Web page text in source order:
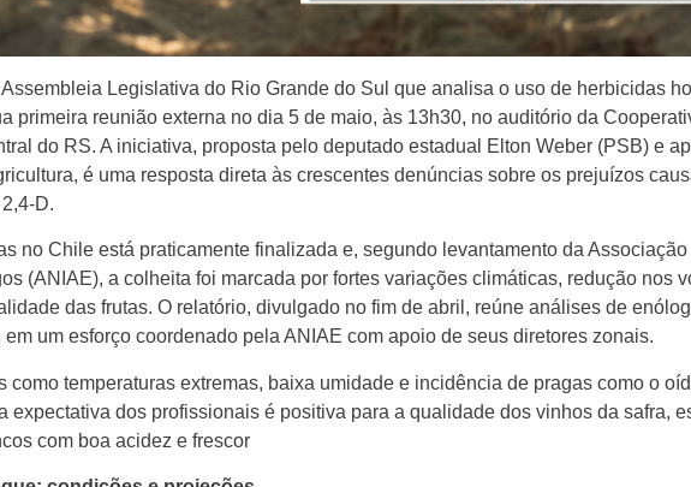
Legislativa do Rio Grande do Sul que analisa o uso de herbicidas
primeira reunião externa no dia 5 de maio, às 13h30, no auditório da
do RS. A iniciativa, proposta pelo deputado estadual Elton Weber (PSB) e
é uma resposta direta às crescentes denúncias sobre os prejuízos
D.
no Chile está praticamente finalizada e, segundo levantamento da
(ANIAE), a colheita foi marcada por fortes variações climáticas, redução nos
das frutas. O relatório, divulgado no fim de abril, reúne análises de
em um esforço coordenado pela ANIAE com apoio de seus diretores zonais.
como temperaturas extremas, baixa umidade e incidência de pragas como o
expectativa dos profissionais é positiva para a qualidade dos vinhos da safra,
com boa acidez e frescor